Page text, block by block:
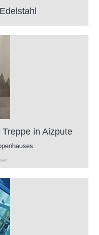
in Aizpute